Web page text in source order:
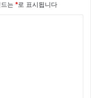
는 *로 표시됩니다